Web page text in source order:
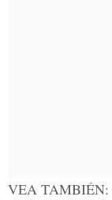
VEA TAMBIÉN: